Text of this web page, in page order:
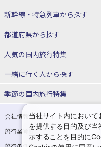
出張パック
秋田⇔東京 新幹線パック
仙台→東京 新幹線パック
富山⇔東京 新幹線パック
東京→仙台 新幹線パック
東京→金沢 新幹線パック
東京⇔軽井沢 新幹線パック
東京→名古屋 新幹線パック
新幹線・特急列車から探す
北海道新幹線 旅行
山形新幹線 旅行
東海道新幹線 旅行
上越新幹線 旅行
九州新幹線 旅行
特急サンダーバード 旅行
都道府県から探す
北海道旅行・ツアー
東北
青森旅行・ツアー
宮城旅行・ツアー
人気の国内旅行特集
東京ディズニーリゾート®への旅
温泉旅行
一緒に行く人から探す
一人旅 国内版
カップル・夫婦旅行 国内版
卒業旅行・学生旅行 国内版
季節の国内旅行特集
桜・お花見特集
夏休み・お盆の国内旅行
会社情報
旅行業登録票・約款
当社サイト内において
を提供する目的及び
示することを目的に